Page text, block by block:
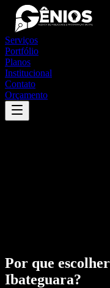
Serviços
Portfólio
Planos
Institucional
Contato
Orçamento
Por que
Ibateguara?